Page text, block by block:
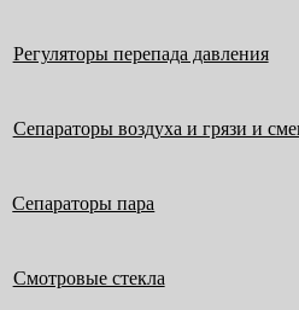
Регуляторы перепада давления
Сепараторы воздуха и грязи и
Сепараторы пара
Смотровые стекла